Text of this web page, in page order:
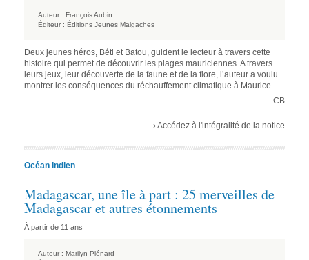
Auteur : François Aubin
Éditeur : Éditions Jeunes Malgaches
Deux jeunes héros, Béti et Batou, guident le lecteur à travers cette
histoire qui permet de découvrir les plages mauriciennes. A travers
leurs jeux, leur découverte de la faune et de la flore, l’auteur a voulu
montrer les conséquences du réchauffement climatique à Maurice.
CB
› Accédez à l'intégralité de la notice
Océan Indien
Madagascar, une île à part : 25 merveilles de
Madagascar et autres étonnements
À partir de 11 ans
Auteur : Marilyn Plénard